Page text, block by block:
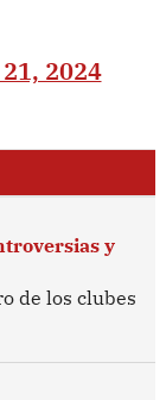
2024
y
de los clubes